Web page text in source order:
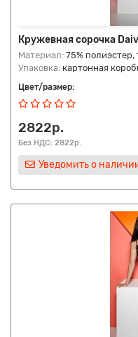
Кружевная сорочка
Материал: 75% полиэстер,
Упаковка: картонная
Цвет/размер:
2822р.
Без НДС: 2822р.
Уведомить о